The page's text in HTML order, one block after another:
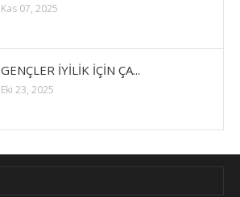
Kas 07, 2025
GENÇLER İYİLİK İÇİN ÇA...
Eki 23, 2025